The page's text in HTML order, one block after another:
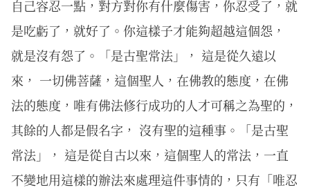
自己容忍一點，對方對你有什麼傷害，你忍受了，就
是吃虧了，就好了。你這樣子才能夠超越這個怨，
就是沒有怨了。「是古聖常法」， 這是從久遠以
來， 一切佛菩薩，這個聖人，在佛教的態度，在佛
法的態度，唯有佛法修行成功的人才可稱之為聖的，
其餘的人都是假名字， 沒有聖的這種事。「是古聖
常法」， 這是從自古以來，這個聖人的常法，一直
不變地用這樣的辦法來處理這件事情的，只有「唯忍